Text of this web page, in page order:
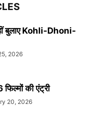
बुलाए Kohli-Dhoni-
2026
की एंट्री
20, 2026